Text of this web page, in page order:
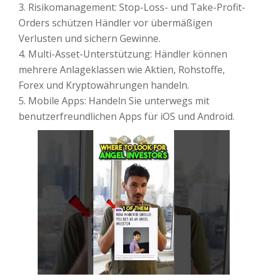
3. Risikomanagement: Stop-Loss- und Take-Profit-
Orders schützen Händler vor übermäßigen
Verlusten und sichern Gewinne.
4. Multi-Asset-Unterstützung: Händler können
mehrere Anlageklassen wie Aktien, Rohstoffe,
Forex und Kryptowährungen handeln.
5. Mobile Apps: Handeln Sie unterwegs mit
benutzerfreundlichen Apps für iOS und Android.